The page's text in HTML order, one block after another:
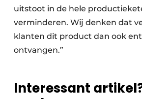
uitstoot in de hele
verminderen. Wij denken dat
klanten dit product dan ook
ontvangen.”
Interessant